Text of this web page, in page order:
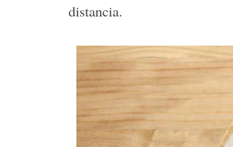
distancia.